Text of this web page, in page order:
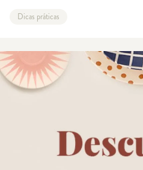
quando se fala
Dicas práticas